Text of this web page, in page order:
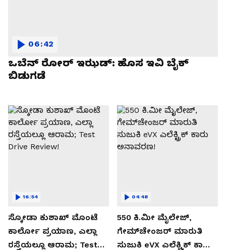
ಒಬೆನ್ ರೋರ್ ಇಝಡ್: ಹೊಸ ಇವಿ ಬೈಕ್
ಬಿಡುಗಡೆ
06:42
ಸ್ಕೋಡಾ ಕುಶಾಖ್ ಮೊಂಟೆ
ಕಾರ್ಲೋ ಪ್ರಯಾಣ, ಎಲ್ಲಾ
ರಸ್ತೆಯಲ್ಲೂ ಆರಾಮ; Test
16:54
550 ಕಿ.ಮೀ ಮೈಲೇಜ್,
ಗೇಮ್‌ಚೇಂಜರ್ ಮಾರುತಿ
ಸುಜುಕಿ eVX ಎಲೆಕ್ಟ್ರಿಕ್ ಕಾರು
04:48